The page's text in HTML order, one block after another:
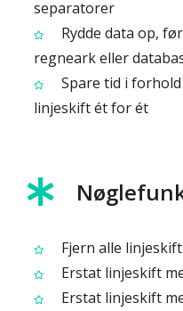
separatorer
Rydde data op,
regneark eller
Spare tid i
linjeskift ét for ét
Fjern alle
Erstat linjeskift
Erstat linjeskift